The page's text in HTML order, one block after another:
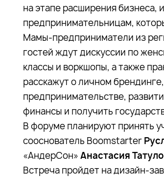
на этапе расширения
предпринимательницам,
Мамы-предприниматели из
гостей ждут дискуссии по
классы и воркшопы, а также
расскажут о личном
предпринимательстве,
финансы и получить
В форуме планируют принять
сооснователь Boomstarter
«АндерСон» Анастасия
Встреча пройдет на дизайн-